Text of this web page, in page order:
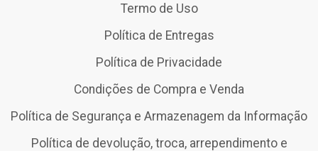
Termo de Uso
Política de Entregas
Política de Privacidade
Condições de Compra e Venda
Política de Segurança e Armazenagem da Informação
Política de devolução, troca, arrependimento e